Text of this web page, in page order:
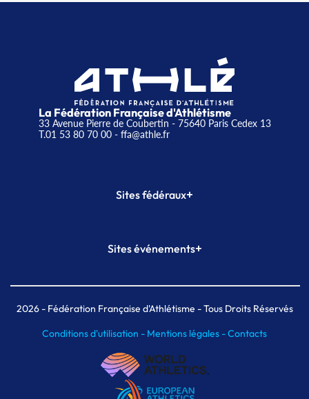
La Fédération Française d'Athlétisme
33 Avenue Pierre de Coubertin - 75640 Paris Cedex 13
T.01 53 80 70 00- ffa@athle.fr
Sites fédéraux+
Plateforme Formation
Sites événements+
Meeting de Paris indoor
MAIF Ekiden de Paris
2026- Fédération Française d'Athlétisme - Tous Droits Réservés
Conditions d'utilisation - Mentions légales -Contacts